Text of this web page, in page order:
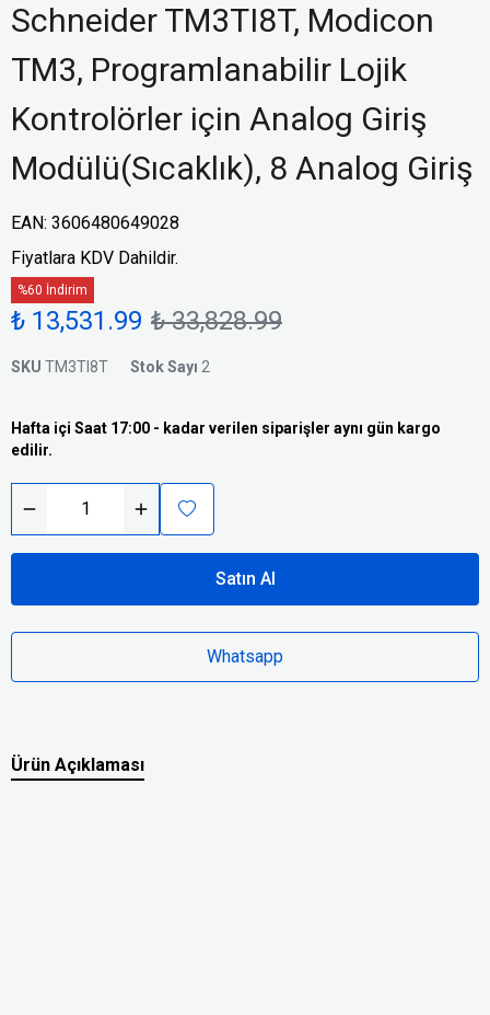
Schneider TM3TI8T, Modicon
TM3, Programlanabilir Lojik
Kontrolörler için Analog Giriş
Modülü(Sıcaklık), 8 Analog Giriş
EAN: 3606480649028
Fiyatlara KDV Dahildir.
%60 İndirim
₺ 13,531.99 ₺ 33,828.99
SKU TM3TI8T Stok Sayı 2
Hafta içi Saat 17:00 - kadar verilen siparişler aynı gün kargo
edilir.
Satın Al
Whatsapp
Ürün Açıklaması